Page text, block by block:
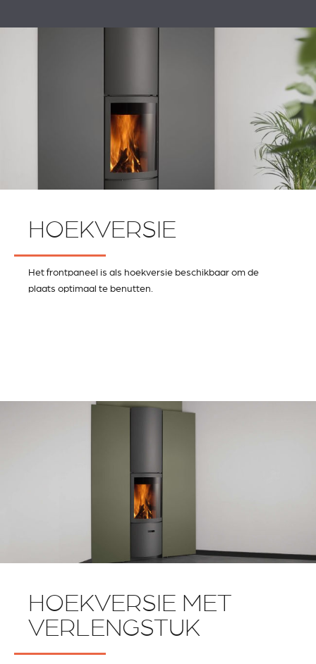
HOEKVERSIE
Het frontpaneel is als hoekversie beschikbaar om de
plaats optimaal te benutten.
HOEKVERSIE MET
VERLENGSTUK